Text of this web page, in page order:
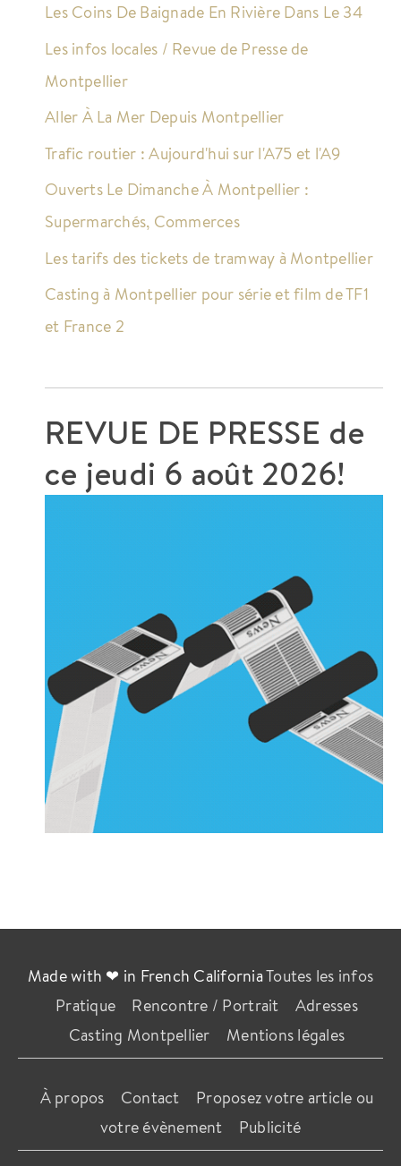
Les Coins De Baignade En Rivière Dans Le 34
Les infos locales / Revue de Presse de
Montpellier
Aller À La Mer Depuis Montpellier
Trafic routier : Aujourd'hui sur l'A75 et l'A9
Ouverts Le Dimanche À Montpellier :
Supermarchés, Commerces
Les tarifs des tickets de tramway à Montpellier
Casting à Montpellier pour série et film de TF1
et France 2
REVUE DE PRESSE de
ce jeudi 6 août 2026!
Made with ❤ in French CaliforniaToutes les infos
Pratique
Rencontre / Portrait
Adresses
Casting Montpellier
Mentions légales
À propos Contact
Proposez votre article ou
votre évènement
Publicité